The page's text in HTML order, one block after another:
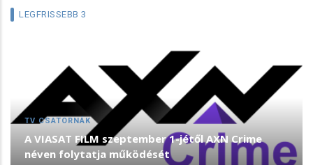
LEGFRISSEBB 3
TV CSATORNÁK
A VIASAT FILM szeptember 1-jétől AXN Crime
néven folytatja működését